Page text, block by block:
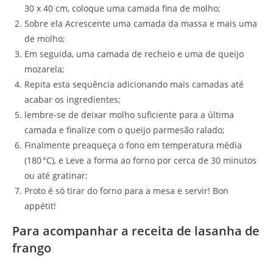
30 x 40 cm, coloque uma camada fina de molho;
Sobre ela Acrescente uma camada da massa e mais uma
de molho;
Em seguida, uma camada de recheio e uma de queijo
mozarela;
Repita esta sequência adicionando mais camadas até
acabar os ingredientes;
lembre-se de deixar molho suficiente para a última
camada e finalize com o queijo parmesão ralado;
Finalmente preaqueça o fono em temperatura média
(180 °C), e Leve a forma ao forno por cerca de 30 minutos
ou até gratinar;
Proto é só tirar do forno para a mesa e servir! Bon
appétit!
Para acompanhar a receita de lasanha de
frango